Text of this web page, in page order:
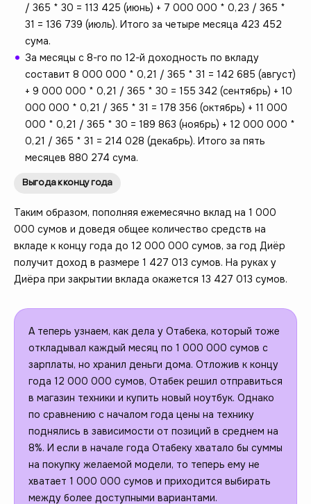
/ 365 * 30 = 113 425 (июнь) + 7 000 000 * 0,23 / 365 *
31 = 136 739 (июль). Итого за четыре месяца 423 452
сума.
За месяцы с 8-го по 12-й доходность по вкладу
составит 8 000 000 * 0,21 / 365 * 31 = 142 685 (август)
+ 9 000 000 * 0,21 / 365 * 30 = 155 342 (сентябрь) + 10
000 000 * 0,21 / 365 * 31 = 178 356 (октябрь) + 11 000
000 * 0,21 / 365 * 30 = 189 863 (ноябрь) + 12 000 000 *
0,21 / 365 * 31 = 214 028 (декабрь). Итого за пять
месяцев 880 274 сума.
Выгода к концу года
Таким образом, пополняя ежемесячно вклад на 1 000
000 сумов и доведя общее количество средств на
вкладе к концу года до 12 000 000 сумов, за год Диёр
получит доход в размере 1 427 013 сумов. На руках у
Диёра при закрытии вклада окажется 13 427 013 сумов.
А теперь узнаем, как дела у Отабека, который тоже
откладывал каждый месяц по 1 000 000 сумов с
зарплаты, но хранил деньги дома. Отложив к концу
года 12 000 000 сумов, Отабек решил отправиться
в магазин техники и купить новый ноутбук. Однако
по сравнению с началом года цены на технику
поднялись в зависимости от позиций в среднем на
8%. И если в начале года Отабеку хватало бы суммы
на покупку желаемой модели, то теперь ему не
хватает 1 000 000 сумов и приходится выбирать
между более доступными вариантами.